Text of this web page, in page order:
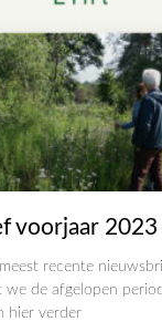
voorjaar 2023
recente
we de afgelopen
hier verder